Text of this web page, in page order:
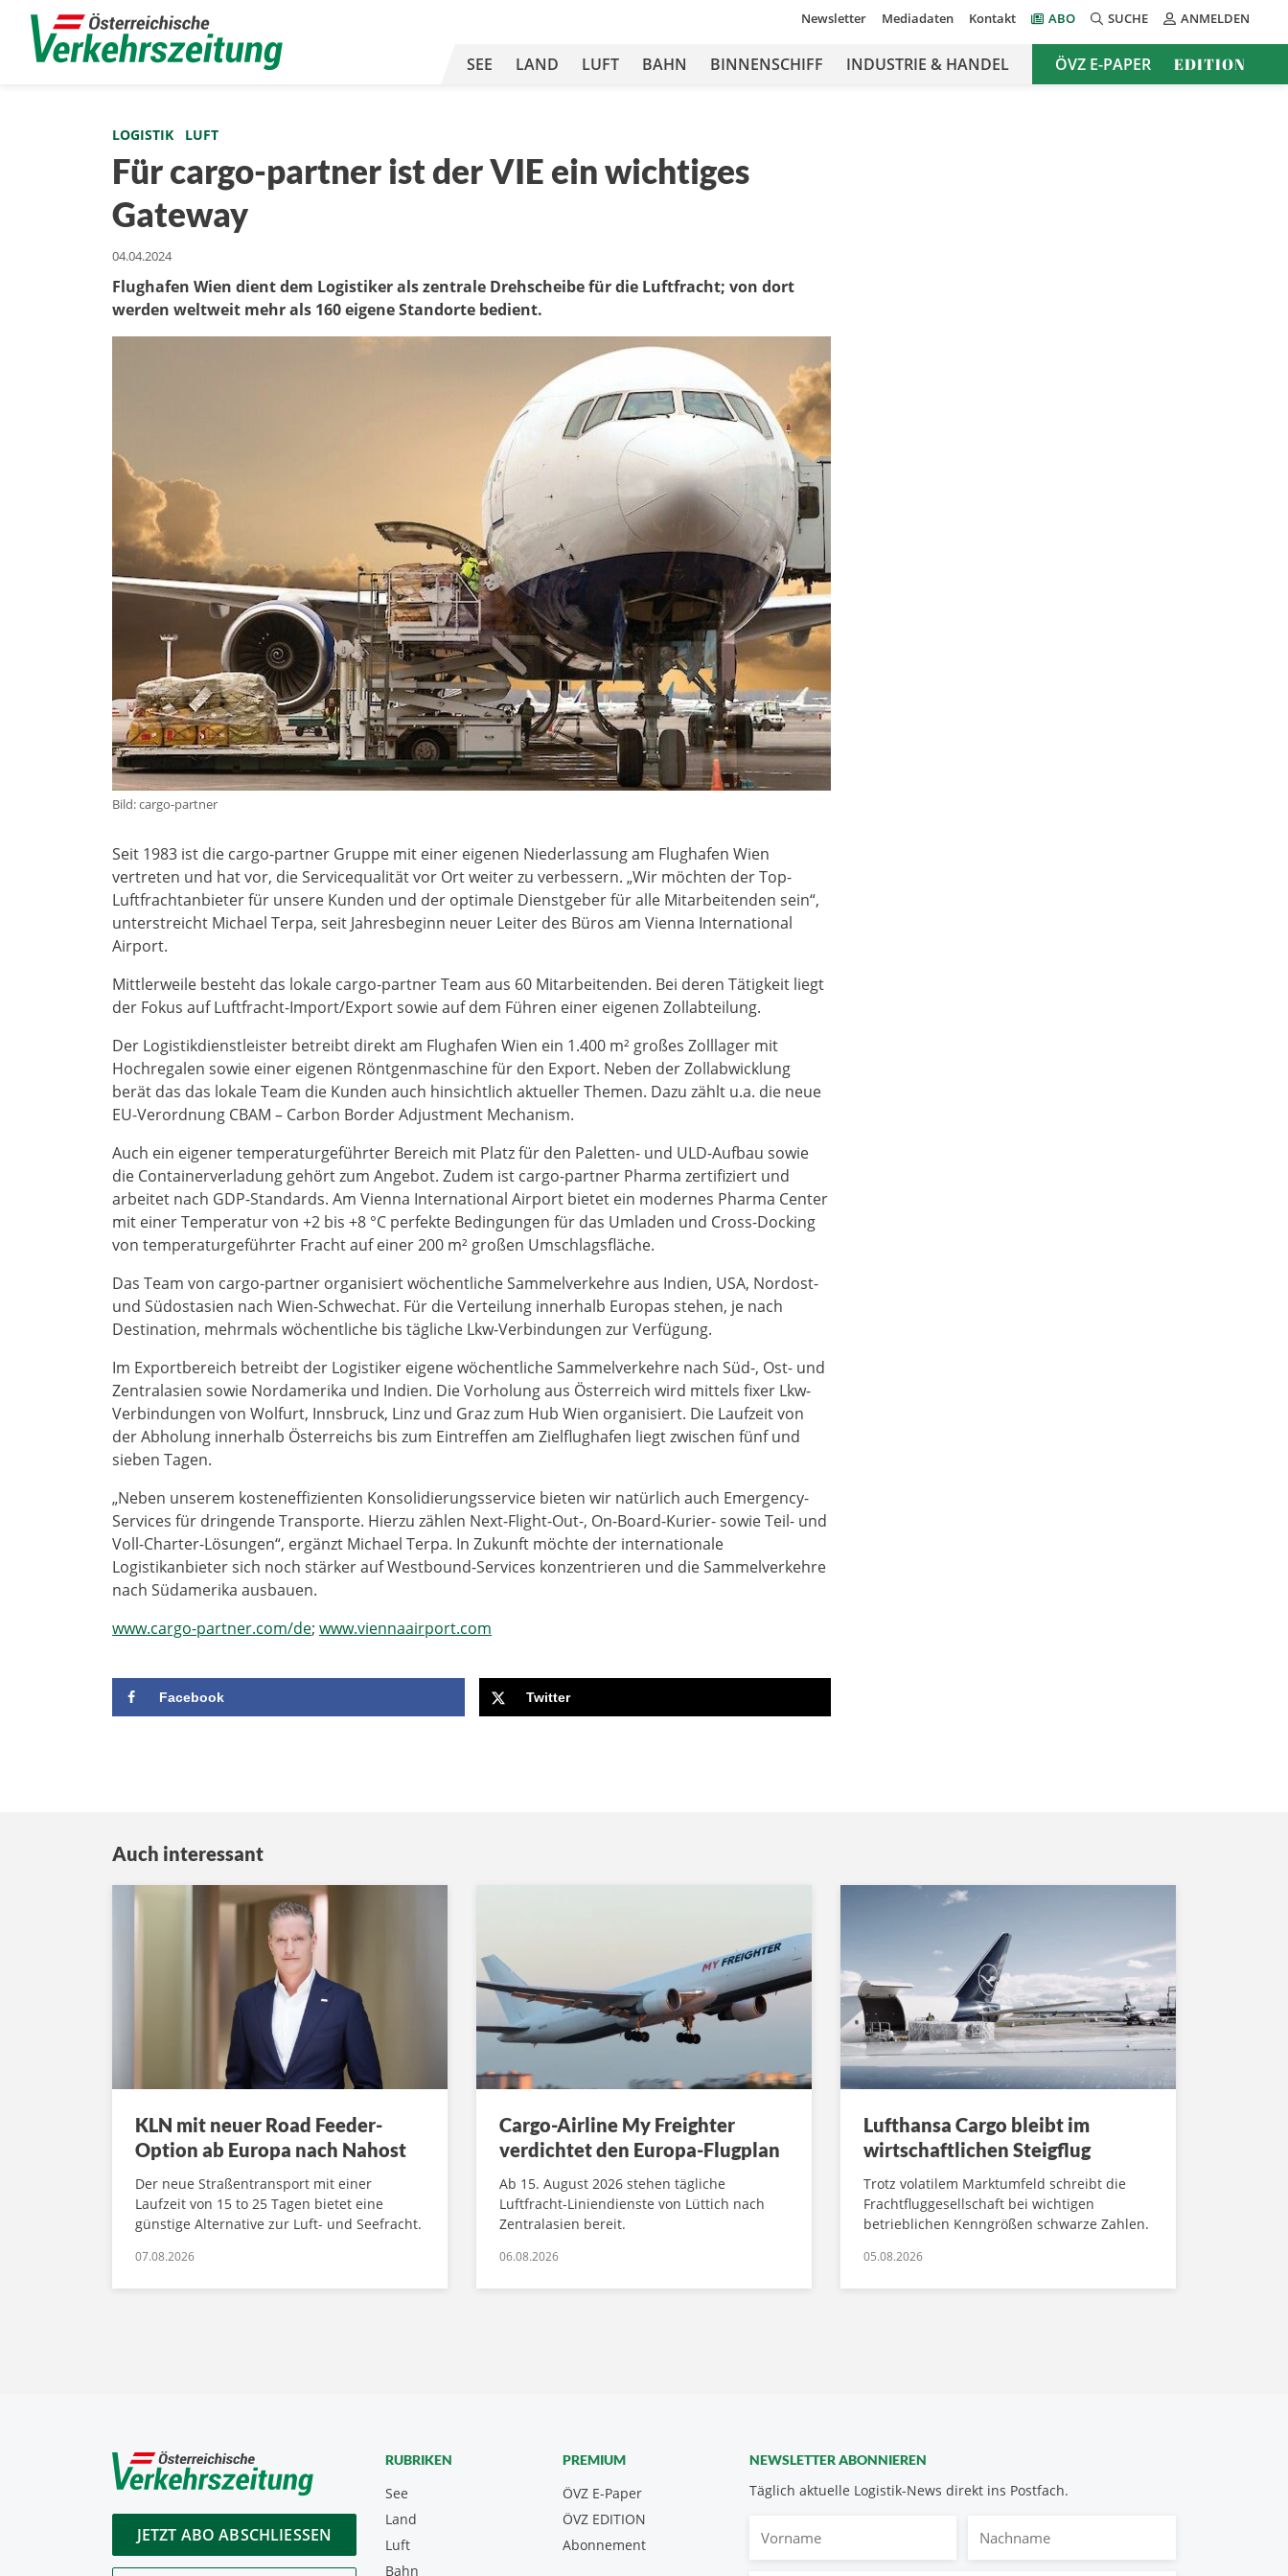
Newsletter Mediadaten Kontakt ABO SUCHE ANMELDEN
SEE LAND LUFT BAHN BINNENSCHIFF INDUSTRIE & HANDEL ÖVZ E-PAPER EDITION
LOGISTIK LUFT
Für cargo-partner ist der VIE ein wichtiges
Gateway
04.04.2024
Flughafen Wien dient dem Logistiker als zentrale Drehscheibe für die Luftfracht; von dort
werden weltweit mehr als 160 eigene Standorte bedient.
Bild: cargo-partner
Seit 1983 ist die cargo-partner Gruppe mit einer eigenen Niederlassung am Flughafen Wien
vertreten und hat vor, die Servicequalität vor Ort weiter zu verbessern. „Wir möchten der Top-
Luftfrachtanbieter für unsere Kunden und der optimale Dienstgeber für alle Mitarbeitenden sein“,
unterstreicht Michael Terpa, seit Jahresbeginn neuer Leiter des Büros am Vienna International
Airport.
Mittlerweile besteht das lokale cargo-partner Team aus 60 Mitarbeitenden. Bei deren Tätigkeit liegt
der Fokus auf Luftfracht-Import/Export sowie auf dem Führen einer eigenen Zollabteilung.
Der Logistikdienstleister betreibt direkt am Flughafen Wien ein 1.400 m² großes Zolllager mit
Hochregalen sowie einer eigenen Röntgenmaschine für den Export. Neben der Zollabwicklung
berät das das lokale Team die Kunden auch hinsichtlich aktueller Themen. Dazu zählt u.a. die neue
EU-Verordnung CBAM – Carbon Border Adjustment Mechanism.
Auch ein eigener temperaturgeführter Bereich mit Platz für den Paletten- und ULD-Aufbau sowie
die Containerverladung gehört zum Angebot. Zudem ist cargo-partner Pharma zertifiziert und
arbeitet nach GDP-Standards. Am Vienna International Airport bietet ein modernes Pharma Center
mit einer Temperatur von +2 bis +8 °C perfekte Bedingungen für das Umladen und Cross-Docking
von temperaturgeführter Fracht auf einer 200 m² großen Umschlagsfläche.
Das Team von cargo-partner organisiert wöchentliche Sammelverkehre aus Indien, USA, Nordost-
und Südostasien nach Wien-Schwechat. Für die Verteilung innerhalb Europas stehen, je nach
Destination, mehrmals wöchentliche bis tägliche Lkw-Verbindungen zur Verfügung.
Im Exportbereich betreibt der Logistiker eigene wöchentliche Sammelverkehre nach Süd-, Ost- und
Zentralasien sowie Nordamerika und Indien. Die Vorholung aus Österreich wird mittels fixer Lkw-
Verbindungen von Wolfurt, Innsbruck, Linz und Graz zum Hub Wien organisiert. Die Laufzeit von
der Abholung innerhalb Österreichs bis zum Eintreffen am Zielflughafen liegt zwischen fünf und
sieben Tagen.
„Neben unserem kosteneffizienten Konsolidierungsservice bieten wir natürlich auch Emergency-
Services für dringende Transporte. Hierzu zählen Next-Flight-Out-, On-Board-Kurier- sowie Teil- und
Voll-Charter-Lösungen“, ergänzt Michael Terpa. In Zukunft möchte der internationale
Logistikanbieter sich noch stärker auf Westbound-Services konzentrieren und die Sammelverkehre
nach Südamerika ausbauen.
www.cargo-partner.com/de; www.viennaairport.com
Facebook Twitter
Auch interessant
KLN mit neuer Road Feeder-
Option ab Europa nach Nahost
Der neue Straßentransport mit einer
Laufzeit von 15 to 25 Tagen bietet eine
günstige Alternative zur Luft- und Seefracht.
07.08.2026
Cargo-Airline My Freighter
verdichtet den Europa-Flugplan
Ab 15. August 2026 stehen tägliche
Luftfracht-Liniendienste von Lüttich nach
Zentralasien bereit.
06.08.2026
Lufthansa Cargo bleibt im
wirtschaftlichen Steigflug
Trotz volatilem Marktumfeld schreibt die
Frachtfluggesellschaft bei wichtigen
betrieblichen Kenngrößen schwarze Zahlen.
05.08.2026
JETZT ABO ABSCHLIESSEN
NEWSLETTER ABONNIEREN
Täglich aktuelle Logistik-News direkt ins Postfach.
RUBRIKEN
See
Land
Luft
Bahn
PREMIUM
ÖVZ E-Paper
Abonnement
ÖVZ EDITION